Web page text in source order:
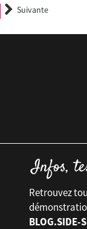
(current)Suivante
Retrouvez
BLOG.SIDE-